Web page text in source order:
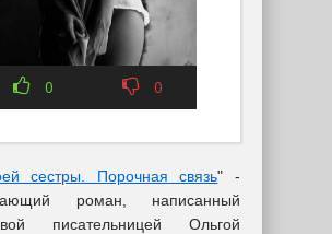
0 0
сестры. Порочная связь" -
роман, написанный
писательницей Ольгой